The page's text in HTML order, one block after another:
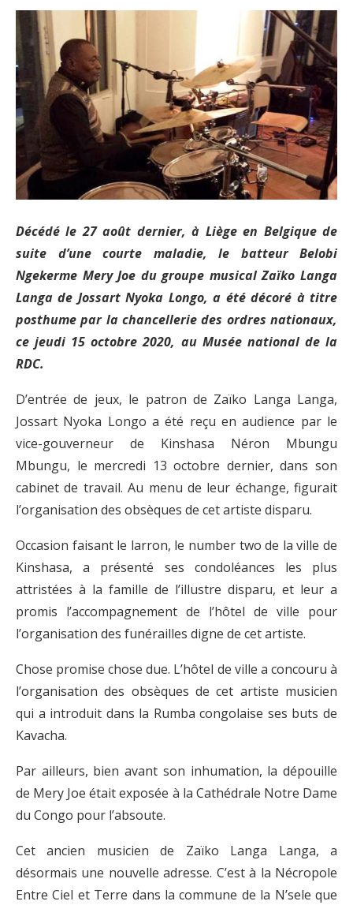
Décédé le 27 août dernier, à Liège en Belgique de
suite d’une courte maladie, le batteur Belobi
Ngekerme Mery Joe du groupe musical Zaïko Langa
Langa de Jossart Nyoka Longo, a été décoré à titre
posthume par la chancellerie des ordres nationaux,
ce jeudi 15 octobre 2020, au Musée national de la
RDC.
D’entrée de jeux, le patron de Zaïko Langa Langa,
Jossart Nyoka Longo a été reçu en audience par le
vice-gouverneur de Kinshasa Néron Mbungu
Mbungu, le mercredi 13 octobre dernier, dans son
cabinet de travail. Au menu de leur échange, figurait
l’organisation des obsèques de cet artiste disparu.
Occasion faisant le larron, le number two de la ville de
Kinshasa, a présenté ses condoléances les plus
attristées à la famille de l’illustre disparu, et leur a
promis l’accompagnement de l’hôtel de ville pour
l’organisation des funérailles digne de cet artiste.
Chose promise chose due. L’hôtel de ville a concouru à
l’organisation des obsèques de cet artiste musicien
qui a introduit dans la Rumba congolaise ses buts de
Kavacha.
Par ailleurs, bien avant son inhumation, la dépouille
de Mery Joe était exposée à la Cathédrale Notre Dame
du Congo pour l’absoute.
Cet ancien musicien de Zaïko Langa Langa, a
désormais une nouvelle adresse. C’est à la Nécropole
Entre Ciel et Terre dans la commune de la N’sele que